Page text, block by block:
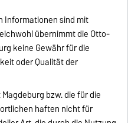
Informationen sind mit
übernimmt die Otto-
keine Gewähr für die
oder Qualität der
bzw. die für die
haften nicht für